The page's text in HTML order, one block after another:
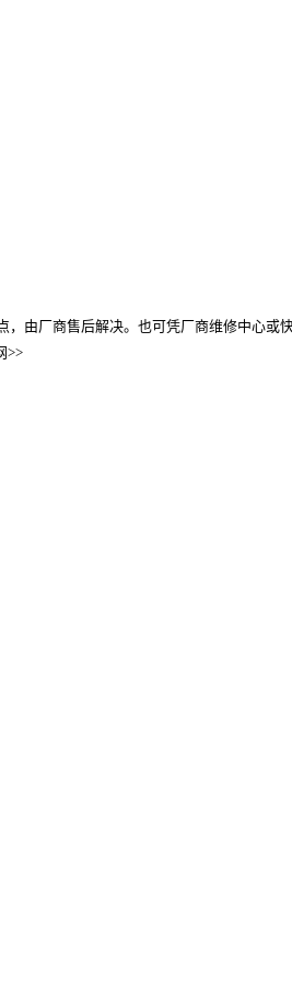
由厂商售后解决。也可凭厂商维修中心或
>>